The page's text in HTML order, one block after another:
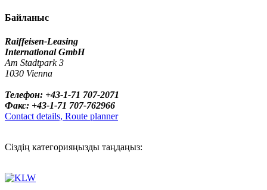
Байланыс
Raiffeisen-Leasing
International GmbH
Am Stadtpark 3
1030 Vienna
Телефон: +43-1-71 707-2071
Факс: +43-1-71 707-762966
Contact details, Route planner
Сіздің категорияңызды таңдаңыз: